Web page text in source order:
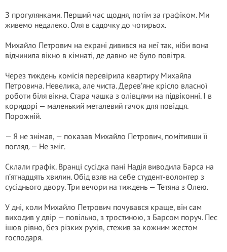
З прогулянками. Перший час щодня, потім за графіком. Ми
живемо недалеко. Оля в садочку до чотирьох.
Михайло Петрович на екрані дивився на неї так, ніби вона
відчинила вікно в кімнаті, де давно не було повітря.
Через тиждень комісія перевірила квартиру Михайла
Петровича. Невелика, але чиста. Дерев’яне крісло власної
роботи біля вікна. Стара чашка з олівцями на підвіконні. І в
коридорі — маленький металевий гачок для повідця.
Порожній.
— Я не знімав, — показав Михайло Петрович, помітивши її
погляд. — Не зміг.
Склали графік. Вранці сусідка пані Надія виводила Барса на
п’ятнадцять хвилин. Обід взяв на себе студент-волонтер з
сусіднього двору. Три вечори на тиждень — Тетяна з Олею.
У дні, коли Михайло Петрович почувався краще, він сам
виходив у двір — повільно, з тростиною, з Барсом поруч. Пес
ішов рівно, без різких рухів, стежив за кожним жестом
господаря.